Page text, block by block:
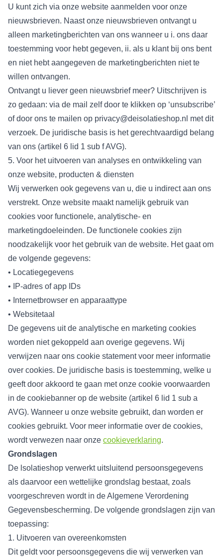
U kunt zich via onze website aanmelden voor onze
nieuwsbrieven. Naast onze nieuwsbrieven ontvangt u
alleen marketingberichten van ons wanneer u i. ons daar
toestemming voor hebt gegeven, ii. als u klant bij ons bent
en niet hebt aangegeven de marketingberichten niet te
willen ontvangen.
Ontvangt u liever geen nieuwsbrief meer? Uitschrijven is
zo gedaan: via de mail zelf door te klikken op ‘unsubscribe’
of door ons te mailen op privacy@deisolatieshop.nl met dit
verzoek. De juridische basis is het gerechtvaardigd belang
van ons (artikel 6 lid 1 sub f AVG).
5. Voor het uitvoeren van analyses en ontwikkeling van
onze website, producten & diensten
Wij verwerken ook gegevens van u, die u indirect aan ons
verstrekt. Onze website maakt namelijk gebruik van
cookies voor functionele, analytische- en
marketingdoeleinden. De functionele cookies zijn
noodzakelijk voor het gebruik van de website. Het gaat om
de volgende gegevens:
• Locatiegegevens
• IP-adres of app IDs
• Internetbrowser en apparaattype
• Websitetaal
De gegevens uit de analytische en marketing cookies
worden niet gekoppeld aan overige gegevens. Wij
verwijzen naar ons cookie statement voor meer informatie
over cookies. De juridische basis is toestemming, welke u
geeft door akkoord te gaan met onze cookie voorwaarden
in de cookiebanner op de website (artikel 6 lid 1 sub a
AVG). Wanneer u onze website gebruikt, dan worden er
cookies gebruikt. Voor meer informatie over de cookies,
wordt verwezen naar onze cookieverklaring.
Grondslagen
De lsolatieshop verwerkt uitsluitend persoonsgegevens
als daarvoor een wettelijke grondslag bestaat, zoals
voorgeschreven wordt in de Algemene Verordening
Gegevensbescherming. De volgende grondslagen zijn van
toepassing:
1. Uitvoeren van overeenkomsten
Dit geldt voor persoonsgegevens die wij verwerken van